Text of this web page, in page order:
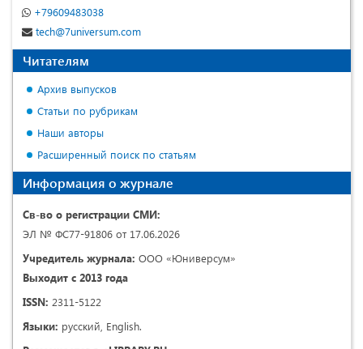
+79609483038
tech@7universum.com
Читателям
Архив выпусков
Статьи по рубрикам
Наши авторы
Расширенный поиск по статьям
Информация о журнале
Св-во о регистрации СМИ:
ЭЛ № ФС77-91806 от 17.06.2026
Учредитель журнала: ООО «Юниверсум»
Выходит с 2013 года
ISSN: 2311-5122
Языки: русский, English.